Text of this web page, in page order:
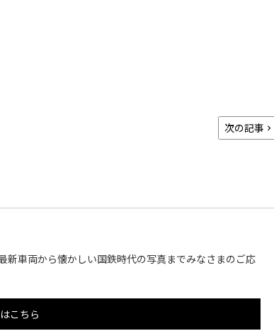
次の記事
新車両から懐かしい国鉄時代の写真までみなさまのご応
こちら